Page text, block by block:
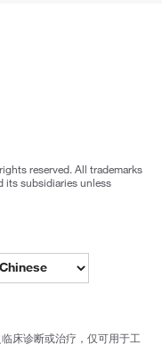
reserved. All trademarks
its subsidiaries unless
床诊断或治疗，仅可用于工